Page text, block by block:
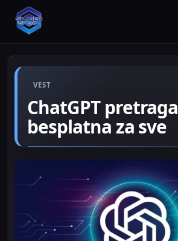
VEST
ChatGPT pretraga
besplatna za sve